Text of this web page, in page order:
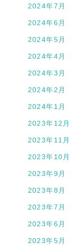
2024年7月
2024年6月
2024年5月
2024年4月
2024年3月
2024年2月
2024年1月
2023年12月
2023年11月
2023年10月
2023年9月
2023年8月
2023年7月
2023年6月
2023年5月